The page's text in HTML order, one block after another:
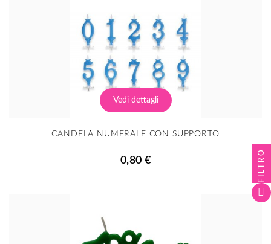
Vedi dettagli
CANDELA NUMERALE CON SUPPORTO
0,80 € FILTRO